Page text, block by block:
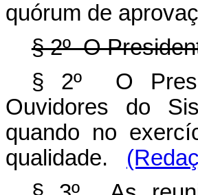
quórum de
§ 2º O
§ 2º O
Ouvidores do
quando no
qualidade.